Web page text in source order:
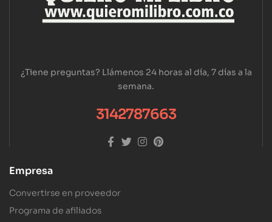
¿Tiene preguntas? Llámenos 24 horas al día, 7 días a la
semana.
3142787663
Empresa
Convertirse en proveedor
Programa de afiliados